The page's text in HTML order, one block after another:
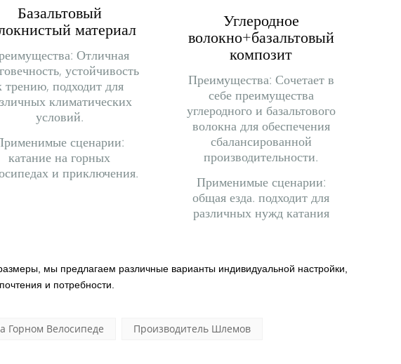
Базальтовый
материал
Отличная
устойчивость
трению, подходит для
климатических
условий.
сценарии:
катание на горных
и приключения.
Углеродное
волокно+базальтовый
композит
Преимущества: Сочетает в
себе преимущества
углеродного и базальтового
волокна для обеспечения
сбалансированной
производительности.
Применимые сценарии:
общая езда. подходит для
различных нужд катания
мы предлагаем различные варианты индивидуальной настройки,
и потребности.
Горном Велосипеде
Производитель Шлемов